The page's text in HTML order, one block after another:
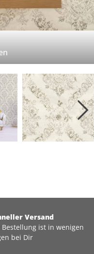
Versand
Bestellung ist in wenigen
bei Dir